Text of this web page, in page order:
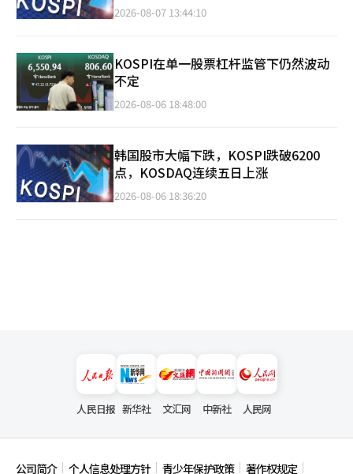
2026-08-07 13:44:10
KOSPI在单一股票杠杆监管下仍然波动
不定
2026-08-06 18:48:00
韩国股市大幅下跌，KOSPI跌破6200
点，KOSDAQ连续五日上涨
2026-08-06 18:36:20
人民日报 新华社 文汇网 中新社 人民网
公司简介 个人信息处理方针 青少年保护政策 著作权规定